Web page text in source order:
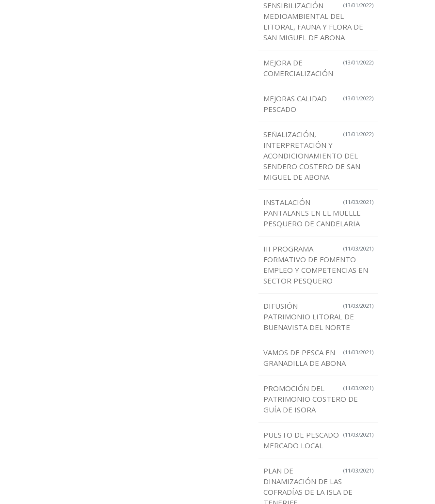
(13/01/2022)
SENSIBILIZACIÓN
MEDIOAMBIENTAL DEL
LITORAL, FAUNA Y FLORA DE
SAN MIGUEL DE ABONA
(13/01/2022)
MEJORA DE
COMERCIALIZACIÓN
(13/01/2022)
MEJORAS CALIDAD
PESCADO
(13/01/2022)
SEÑALIZACIÓN,
INTERPRETACIÓN Y
ACONDICIONAMIENTO DEL
SENDERO COSTERO DE SAN
MIGUEL DE ABONA
(11/03/2021)
INSTALACIÓN
PANTALANES EN EL MUELLE
PESQUERO DE CANDELARIA
(11/03/2021)
III PROGRAMA
FORMATIVO DE FOMENTO
EMPLEO Y COMPETENCIAS EN
SECTOR PESQUERO
(11/03/2021)
DIFUSIÓN
PATRIMONIO LITORAL DE
BUENAVISTA DEL NORTE
(11/03/2021)
VAMOS DE PESCA EN
GRANADILLA DE ABONA
(11/03/2021)
PROMOCIÓN DEL
PATRIMONIO COSTERO DE
GUÍA DE ISORA
(11/03/2021)
PUESTO DE PESCADO
MERCADO LOCAL
(11/03/2021)
PLAN DE
DINAMIZACIÓN DE LAS
COFRADÍAS DE LA ISLA DE